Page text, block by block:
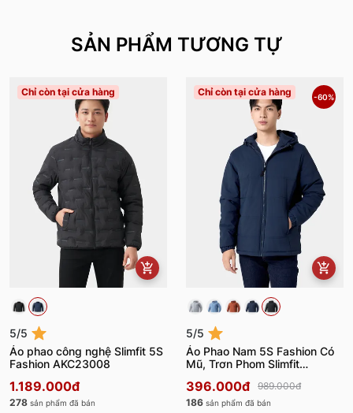
SẢN PHẨM TƯƠNG TỰ
Chỉ còn tại cửa hàng
5/5
Áo phao công nghệ Slimfit 5S
Fashion AKC23008
1.189.000đ
278 sản phẩm đã bán
Chỉ còn tại cửa hàng -60%
5/5
Áo Phao Nam 5S Fashion Có
Mũ, Trơn Phom Slimfit
396.000đ
989.000đ
186 sản phẩm đã bán